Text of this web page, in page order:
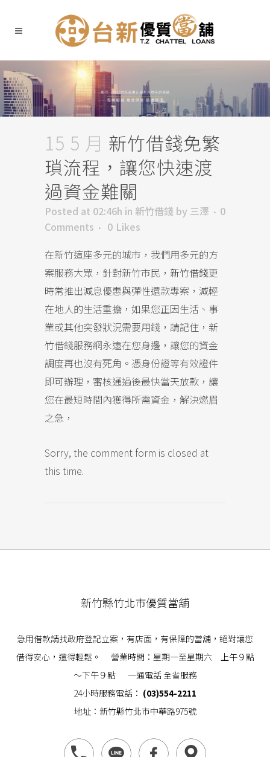
15 5 月 新竹借錢免繁
瑣流程，讓您快速渡
過資金難關
Posted at 02:46h in 新竹借錢 by 三澤
0
Comments
0 Likes
在新竹這座多元的城市，我們用多元的方
案服務大眾，針對新竹市民， 新竹借錢更
時常推出減息優惠與彈性還款專案，減輕
在地人的生活重擔，如果您正因生活、事
業或其他突發狀況需要用錢，請記住，新
竹借錢服務網永遠在您身邊，讓您的資金
調度再也沒有死角。憑身份證等有效證件
即可辦理，審核通過後最快當天放款，讓
您在最短時間內獲得所需資金，解決燃眉
之急，
Sorry, the comment form is closed at
this time.
新竹縣竹北市優質當舖
急用借款請找政府登記立案，有店面，有保障的當舖，絕對讓您
借得安心，還得輕鬆。 營業時間：星期一至星期六 上午９點
～下午９點 一通電話 全省服務
24小時服務電話： (03)554-2211
地址：新竹縣竹北市中華路975號